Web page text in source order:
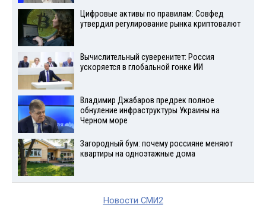
Цифровые активы по правилам: Совфед
утвердил регулирование рынка криптовалют
Вычислительный суверенитет: Россия
ускоряется в глобальной гонке ИИ
Владимир Джабаров предрек полное
обнуление инфраструктуры Украины на
Черном море
Загородный бум: почему россияне меняют
квартиры на одноэтажные дома
Новости СМИ2